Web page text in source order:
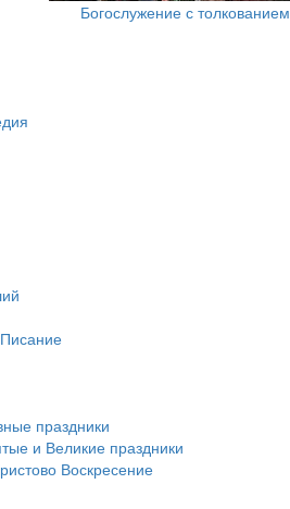
Богослужение с толкованием
праздники
и Великие праздники
Воскресение